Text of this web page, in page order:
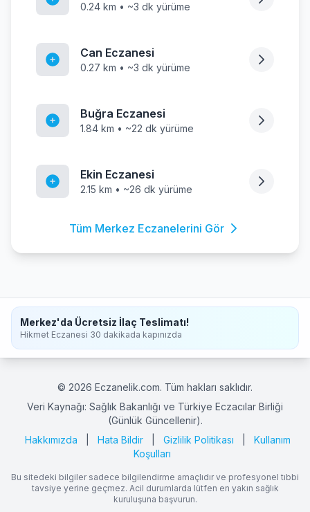
0.24 km • ~3 dk yürüme
Can Eczanesi
0.27 km • ~3 dk yürüme
Buğra Eczanesi
1.84 km • ~22 dk yürüme
Ekin Eczanesi
2.15 km • ~26 dk yürüme
Tüm Merkez Eczanelerini Gör
Merkez'da Ücretsiz İlaç Teslimatı!
Hikmet Eczanesi 30 dakikada kapınızda
© 2026 Eczanelik.com. Tüm hakları saklıdır.
Veri Kaynağı: Sağlık Bakanlığı ve Türkiye Eczacılar Birliği
(Günlük Güncellenir).
Hakkımızda
Hata Bildir Gizlilik Politikası
Kullanım
Koşulları
Bu sitedeki bilgiler sadece bilgilendirme amaçlıdır ve profesyonel tıbbi
tavsiye yerine geçmez. Acil durumlarda lütfen en yakın sağlık
kuruluşuna başvurun.